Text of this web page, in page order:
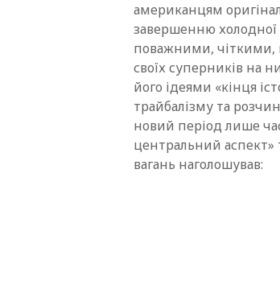
американцям
завершенню холодної
поважними, чіткими,
своїх суперників на
його ідеями «кінця
трайбалізму та
новий період лише
центральний аспект»
вагань наголошував: